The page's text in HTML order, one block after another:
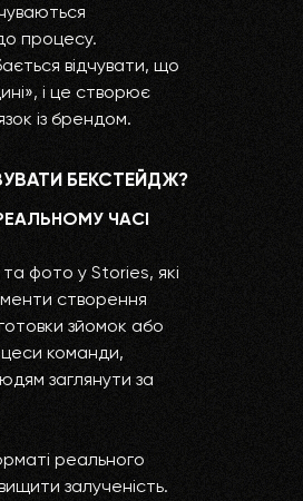
БЕКСТЕЙДЖ?
ЧАСІ
та фото у Stories, які
створення
зйомок або
команди,
заглянути за
реального
залученість.
процесу.
відчувати, що
і це створює
із брендом.